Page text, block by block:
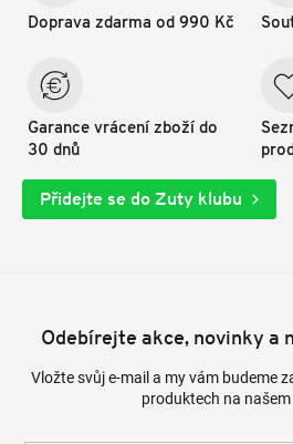
Doprava zdarma od 990 Kč
Garance vrácení zboží do
30 dnů
Přidejte se do Zuty klubu
Odebírejte akce, novinky a
Vložte svůj e-mail a my vám budeme
produktech na